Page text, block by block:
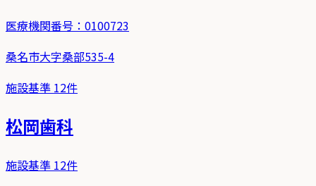
医療機関番号： 0100723
桑名市大字桑部535-4
施設基準 12件
松岡歯科
施設基準 12件